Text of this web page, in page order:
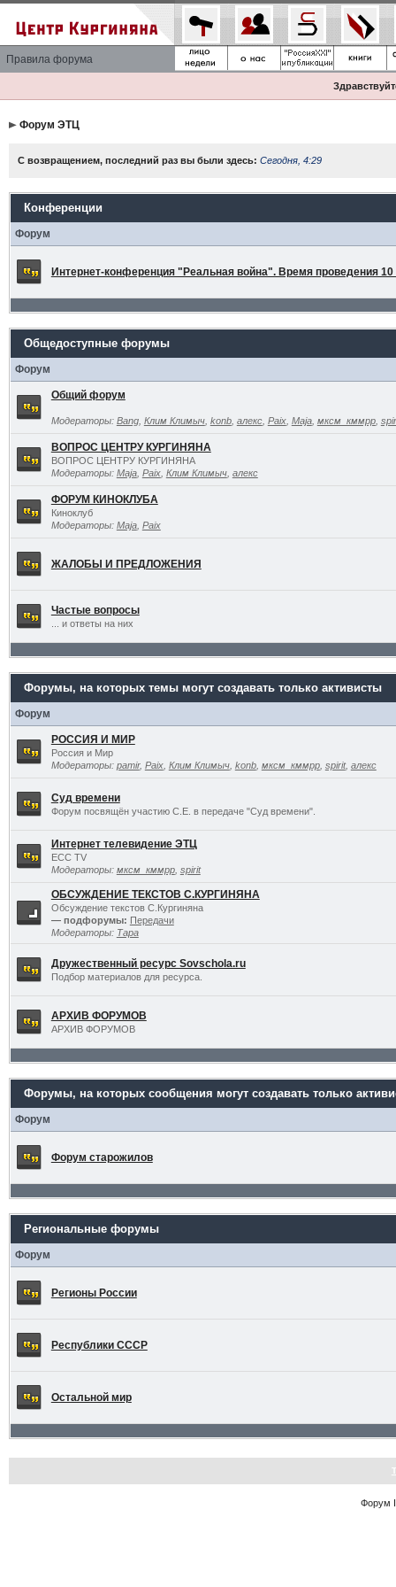
Правила форума
Форум ЭТЦ
С возвращением, последний раз вы были здесь: Сегодня, 4:29
Конференции
Форум
Интернет-конференция "Реальная война". Время проведения 10
Общедоступные форумы
Форум
Общий форум
Модераторы: Bang, Клим Климыч, konb, алекс, Paix, Maja, мксм_кммрр,
ВОПРОС ЦЕНТРУ КУРГИНЯНА
ВОПРОС ЦЕНТРУ КУРГИНЯНА
Модераторы: Maja, Paix, Клим Климыч, алекс
ФОРУМ КИНОКЛУБА
Киноклуб
Модераторы: Maja, Paix
ЖАЛОБЫ И ПРЕДЛОЖЕНИЯ
Частые вопросы
... и ответы на них
Форумы, на которых темы могут создавать только активисты
Форум
РОССИЯ И МИР
Россия и Мир
Модераторы: pamir, Paix, Клим Климыч, konb, мксм_кммрр, spirit, алекс
Суд времени
Форум посвящён участию С.Е. в передаче "Суд времени".
Интернет телевидение ЭТЦ
ECC TV
Модераторы: мксм_кммрр, spirit
ОБСУЖДЕНИЕ ТЕКСТОВ С.КУРГИНЯНА
Обсуждение текстов С.Кургиняна
— подфорумы: Передачи
Модераторы: Тара
Дружественный ресурс Sovschola.ru
Подбор материалов для ресурса.
АРХИВ ФОРУМОВ
АРХИВ ФОРУМОВ
Форумы, на которых сообщения могут создавать только
Форум
Форум старожилов
Региональные форумы
Форум
Регионы России
Республики СССР
Остальной мир
Форум